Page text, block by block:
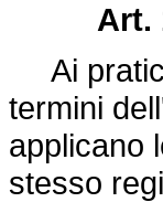
Art.
Ai
termini
applicano
stesso